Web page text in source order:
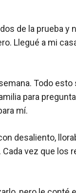
de la prueba y
Llegué a mi
Todo
para
mí.
desaliento,
vez que los